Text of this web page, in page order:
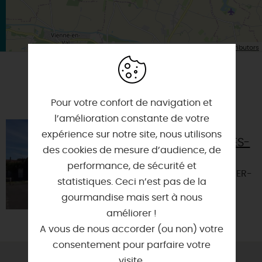
| Map data © OpenStreetMap contributors
A TESTER ÉGALEMENT SUR PLACE OU À
PROXIMITÉ
MAIRIE DE
OUVROUER-LES-
CHAMPS
45150 - OUVROUER-
LES-CHAMPS
Pour votre confort de navigation et
l’amélioration constante de votre
expérience sur notre site, nous utilisons
des cookies de mesure d’audience, de
performance, de sécurité et
statistiques. Ceci n’est pas de la
gourmandise mais sert à nous
améliorer !
A vous de nous accorder (ou non) votre
consentement pour parfaire votre